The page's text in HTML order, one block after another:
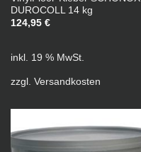
DUROCOLL 14 kg
124,95 €
inkl. 19 % MwSt.
zzgl. Versandkosten